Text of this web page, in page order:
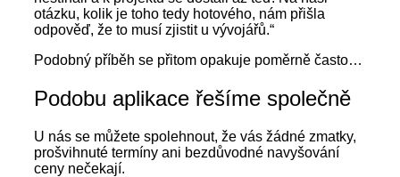
otázku, kolik je toho tedy hotového, nám přišla
odpověď, že to musí zjistit u vývojářů.“
Podobný příběh se přitom opakuje poměrně často…
Podobu aplikace řešíme společně
U nás se můžete spolehnout, že vás žádné zmatky,
prošvihnuté termíny ani bezdůvodné navyšování
ceny nečekají.